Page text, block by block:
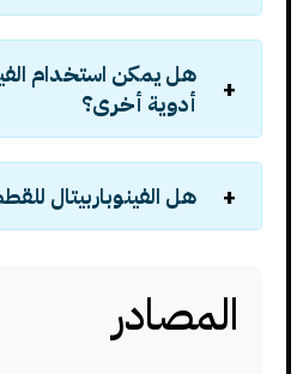
هل يمكن استخدام
أدوية أخرى؟
هل الفينوباربيتال
المصادر